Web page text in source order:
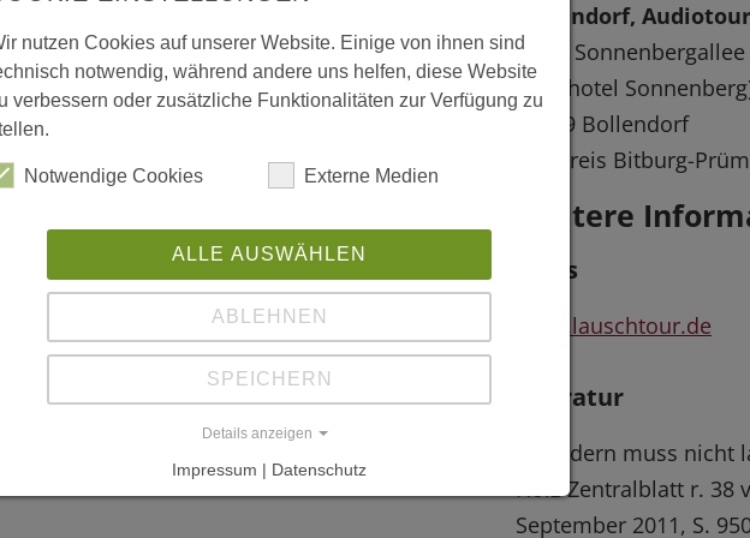
die von der Gemeinde Bollendorf in
des ehemaligen SWR-3-Redakteurs Marco
Wald. An 10 Stationen werden auf
dem Dorf Geschichten rund um den
i-Pod abgespielt werden.
Bollendorf,
Start:
Waldhotel
54669 Bollendorf
Eifelkreis Bitburg-Prüm
Weitere
Links
www.lauschtour.de
Literatur
"Wandern muss
Holz-Zentralblatt r. 38
September 2011, S.
nutzen Cookies auf unserer Website. Einige von ihnen sind
notwendig, während andere uns helfen, diese Website
verbessern oder zusätzliche Funktionalitäten zur Verfügung zu
Notwendige Cookies Externe Medien
ALLE AUSWÄHLEN
ABLEHNEN
SPEICHERN
Details anzeigen
Impressum | Datenschutz